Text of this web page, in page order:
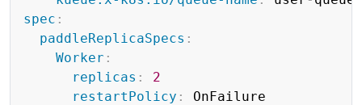
spec :
paddleReplicaSpecs :
Worker :
replicas :
2
restartPolicy :
OnFailure